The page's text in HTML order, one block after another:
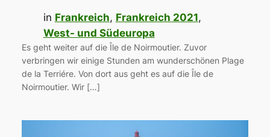
in Frankreich, Frankreich 2021
West- und Südeuropa
Es geht weiter auf die Île de Noirmoutier. Zuvor
verbringen wir einige Stunden am wunderschönen Plage
de la Terriére. Von dort aus geht es auf die Île de
Noirmoutier. Wir […]